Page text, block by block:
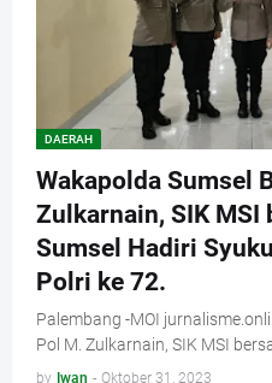
DAERAH
Wakapolda Sumsel
Zulkarnain, SIK MSI
Sumsel Hadiri
Polri ke 72.
Palembang -MOI
Pol M. Zulkarnain, SIK MSI
by Iwan - Oktober 31, 2023